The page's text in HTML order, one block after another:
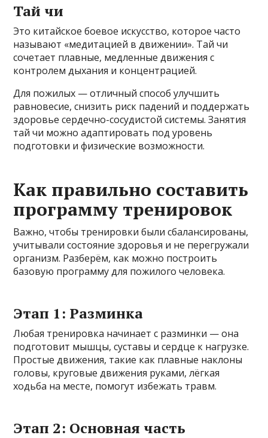
Тай чи
Это китайское боевое искусство, которое часто
называют «медитацией в движении». Тай чи
сочетает плавные, медленные движения с
контролем дыхания и концентрацией.
Для пожилых — отличный способ улучшить
равновесие, снизить риск падений и поддержать
здоровье сердечно-сосудистой системы. Занятия
тай чи можно адаптировать под уровень
подготовки и физические возможности.
Как правильно составить
программу тренировок
Важно, чтобы тренировки были сбалансированы,
учитывали состояние здоровья и не перегружали
организм. Разберём, как можно построить
базовую программу для пожилого человека.
Этап 1: Разминка
Любая тренировка начинает с разминки — она
подготовит мышцы, суставы и сердце к нагрузке.
Простые движения, такие как плавные наклоны
головы, круговые движения руками, лёгкая
ходьба на месте, помогут избежать травм.
Этап 2: Основная часть